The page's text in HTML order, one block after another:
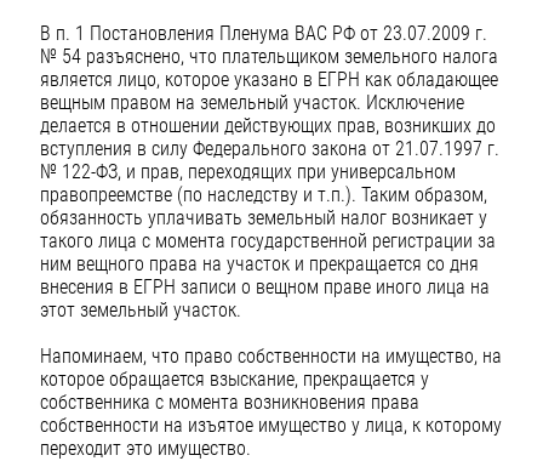
В п. 1 Постановления Пленума ВАС РФ от 23.07.2009 г.
№ 54 разъяснено, что плательщиком земельного налога
является лицо, которое указано в ЕГРН как обладающее
вещным правом на земельный участок. Исключение
делается в отношении действующих прав, возникших до
вступления в силу Федерального закона от 21.07.1997 г.
№ 122-ФЗ, и прав, переходящих при универсальном
правопреемстве (по наследству и т.п.). Таким образом,
обязанность уплачивать земельный налог возникает у
такого лица с момента государственной регистрации за
ним вещного права на участок и прекращается со дня
внесения в ЕГРН записи о вещном праве иного лица на
этот земельный участок.
Напоминаем, что право собственности на имущество, на
которое обращается взыскание, прекращается у
собственника с момента возникновения права
собственности на изъятое имущество у лица, к которому
переходит это имущество.